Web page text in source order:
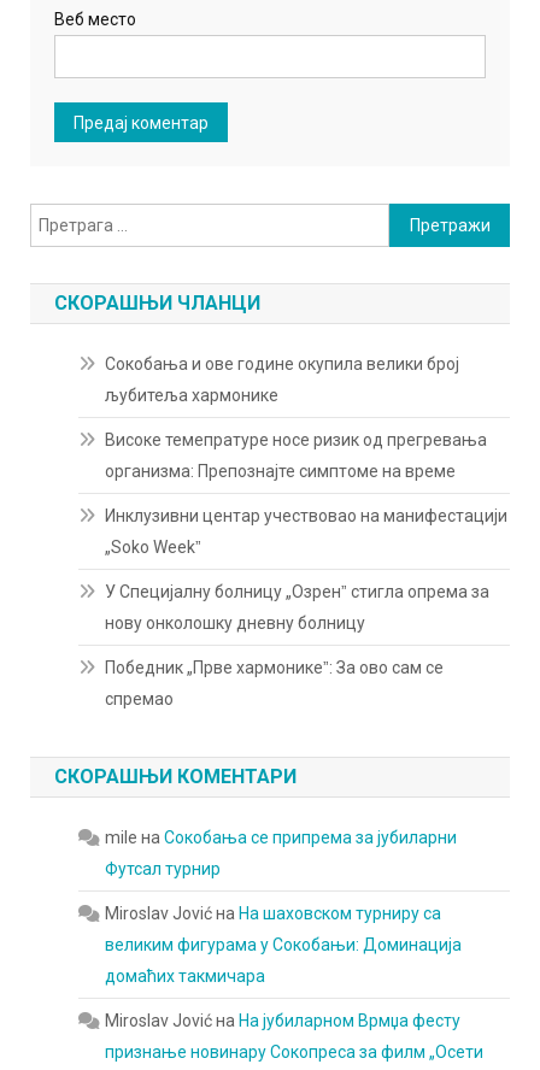
Веб место
Претрага
за:
СКОРАШЊИ ЧЛАНЦИ
Сокобања и ове године окупила велики број
љубитеља хармонике
Високе темепратуре носе ризик од прегревања
организма: Препознајте симптоме на време
Инклузивни центар учествовао на манифестацији
„Soko Weekˮ
У Специјалну болницу „Озренˮ стигла опрема за
нову онколошку дневну болницу
Победник „Прве хармоникеˮ: За ово сам се
спремао
СКОРАШЊИ КОМЕНТАРИ
mile наСокобања се припрема за јубиларни
Футсал турнир
Miroslav Jovićна На шаховском турниру са
великим фигурама у Сокобањи: Доминација
домаћих такмичара
Miroslav Jovićна На јубиларном Врмџа фесту
признање новинару Сокопреса за филм „Осети